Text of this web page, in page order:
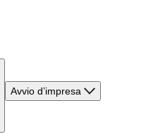
Avvio d’impresa